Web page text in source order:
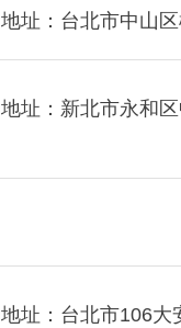
地址：台北市中山
地址：新北市永和
地址：台北市106大